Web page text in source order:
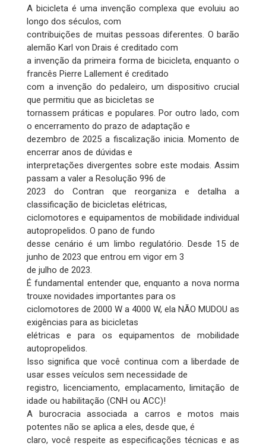
A bicicleta é uma invenção complexa que evoluiu ao
longo dos séculos, com
contribuições de muitas pessoas diferentes. O barão
alemão Karl von Drais é creditado com
a invenção da primeira forma de bicicleta, enquanto o
francês Pierre Lallement é creditado
com a invenção do pedaleiro, um dispositivo crucial
que permitiu que as bicicletas se
tornassem práticas e populares. Por outro lado, com
o encerramento do prazo de adaptação e
dezembro de 2025 a fiscalização inicia. Momento de
encerrar anos de dúvidas e
interpretações divergentes sobre este modais. Assim
passam a valer a Resolução 996 de
2023 do Contran que reorganiza e detalha a
classificação de bicicletas elétricas,
ciclomotores e equipamentos de mobilidade individual
autopropelidos. O pano de fundo
desse cenário é um limbo regulatório. Desde 15 de
junho de 2023 que entrou em vigor em 3
de julho de 2023.
É fundamental entender que, enquanto a nova norma
trouxe novidades importantes para os
ciclomotores de 2000 W a 4000 W, ela NÃO MUDOU as
exigências para as bicicletas
elétricas e para os equipamentos de mobilidade
autopropelidos.
Isso significa que você continua com a liberdade de
usar esses veículos sem necessidade de
registro, licenciamento, emplacamento, limitação de
idade ou habilitação (CNH ou ACC)!
A burocracia associada a carros e motos mais
potentes não se aplica a eles, desde que, é
claro, você respeite as especificações técnicas e as